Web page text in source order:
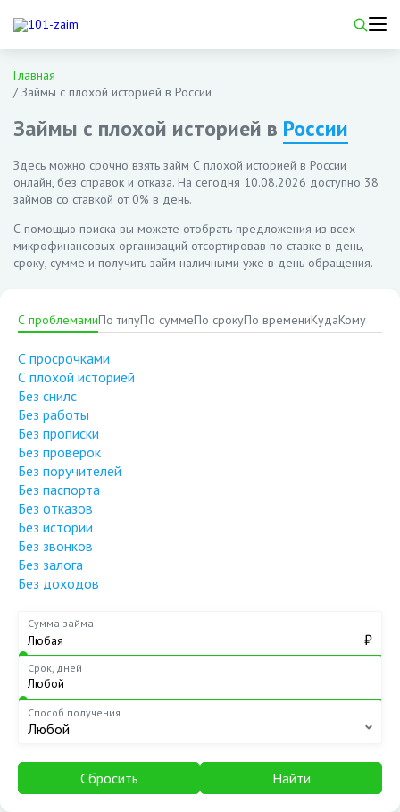
Главная
/Займы с плохой историей в России
Займы с плохой историей в России
Здесь можно срочно взять займ С плохой историей в России
онлайн, без справок и отказа. На сегодня 10.08.2026 доступно 38
займов со ставкой от 0% в день.
С помощью поиска вы можете отобрать предложения из всех
микрофинансовых организаций отсортировав по ставке в день,
сроку, сумме и получить займ наличными уже в день обращения.
С проблемамиПо типуПо суммеПо срокуПо времениКудаКому
С просрочками
С плохой историей
Без снилс
Без работы
Без прописки
Без проверок
Без поручителей
Без паспорта
Без отказов
Без истории
Без звонков
Без залога
Без доходов
Сумма займа
₽
Срок, дней
Способ получения
Любой
Сбросить Найти